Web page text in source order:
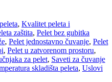
, Kvalitet peleta i
zaštita, Pelet bez gubitka
, Pelet jednostavno čuvanje, Pelet
, Pelet u zatvorenom prostoru,
za pelet, Saveti za čuvanje
skladišta peleta, Uslovi